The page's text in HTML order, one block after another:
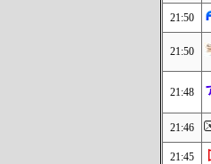
21:50
21:50
21:48
21:46
21:45